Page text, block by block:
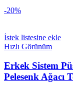
-20%
İstek listesine ekle
Hızlı Görünüm
Erkek Sistem
Pelesenk Ağacı